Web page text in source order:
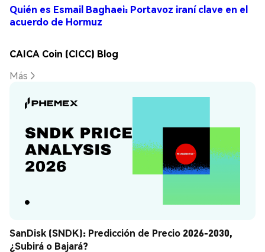
Quién es Esmail Baghaei: Portavoz iraní clave en el
acuerdo de Hormuz
CAICA Coin (CICC) Blog
Más
SanDisk (SNDK): Predicción de Precio 2026-2030,
¿Subirá o Bajará?